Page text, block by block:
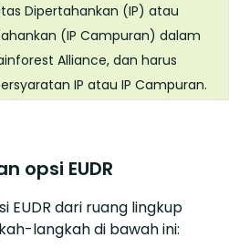
Dipertahankan (IP) atau
(IP Campuran) dalam
Alliance, dan harus
IP atau IP Campuran.
opsi EUDR
EUDR dari ruang lingkup
langkah di bawah ini: